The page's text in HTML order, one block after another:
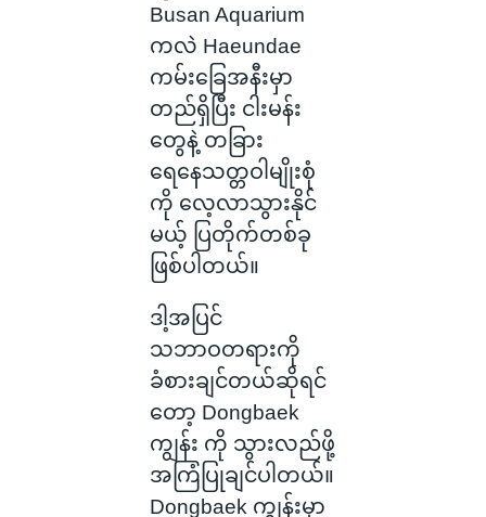
Busan Aquarium
ကလဲ Haeundae
ကမ်းခြေအနီးမှာ
တည်ရှိပြီး ငါးမန်း
တွေနဲ့ တခြား
ရေနေသတ္တဝါမျိုးစုံ
ကို လေ့လာသွားနိုင်
မယ့် ပြတိုက်တစ်ခု
ဖြစ်ပါတယ်။
ဒါ့အပြင်
သဘာဝတရားကို
ခံစားချင်တယ်ဆိုရင်
တော့ Dongbaek
ကျွန်း ကို သွားလည်ဖို့
အကြံပြုချင်ပါတယ်။
Dongbaek ကျွန်းမှာ